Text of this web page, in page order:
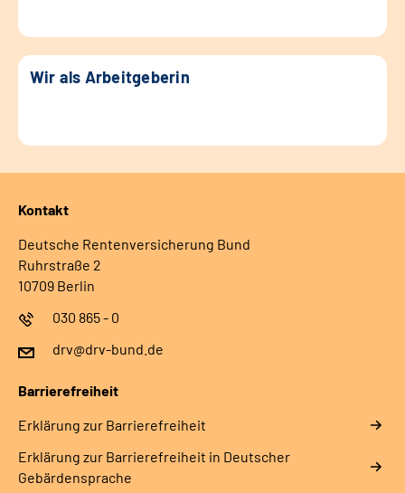
Wir als Arbeitgeberin
Kontakt
Deutsche Rentenversicherung Bund
Ruhrstraße 2
10709 Berlin
030 865 - 0
drv@drv-bund.de
Barrierefreiheit
Erklärung zur Barrierefreiheit
Erklärung zur Barrierefreiheit in Deutscher
Gebärdensprache